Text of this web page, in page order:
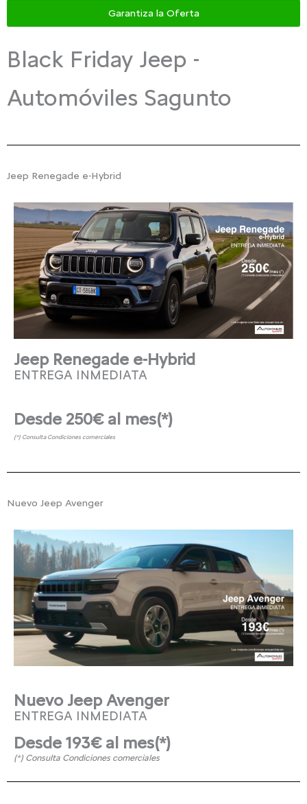
Garantiza la Oferta
Black Friday Jeep -
Automóviles Sagunto
Jeep Renegade e-Hybrid
Jeep Renegade e-Hybrid
ENTREGA INMEDIATA
Desde 250€ al mes(*)
(*) Consulta Condiciones comerciales
Nuevo Jeep Avenger
Nuevo Jeep Avenger
ENTREGA INMEDIATA
Desde 193€ al mes(*)
(*) Consulta Condiciones comerciales